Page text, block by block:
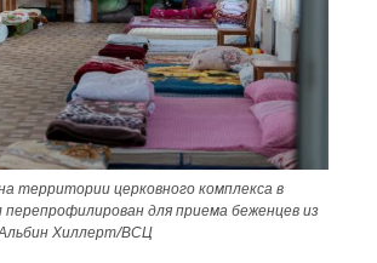
территории церковного комплекса в
для приема беженцев из
Хиллерт/ВСЦ